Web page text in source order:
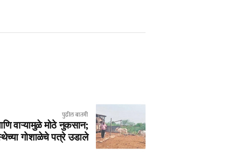
पुढील बातमी
वाऱ्यामुळे मोठे नुकसान;
गोशाळेचे पत्रे उडाले